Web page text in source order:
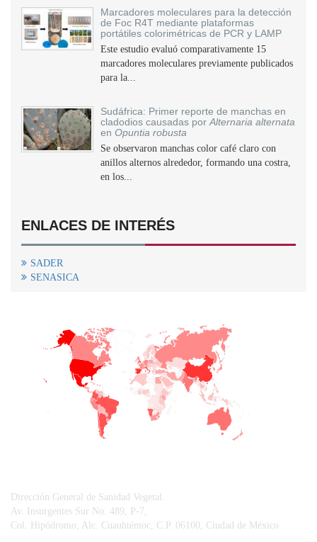
Marcadores moleculares para la detección
de Foc R4T mediante plataformas
portátiles colorimétricas de PCR y LAMP
Este estudio evaluó comparativamente 15
marcadores moleculares previamente publicados
para la...
Sudáfrica: Primer reporte de manchas en
cladodios causadas por Alternaria alternata
en Opuntia robusta
Se observaron manchas color café claro con
anillos alternos alrededor, formando una costra,
en los...
ENLACES DE INTERÉS
SADER
SENASICA
Dirección General de Sanidad Vegetal.
Av. Insurgentes Sur No. 489, P-7,
Col. Hipódromo, Alc. Cuauhtémoc, C.P. 06100, Ciudad de México